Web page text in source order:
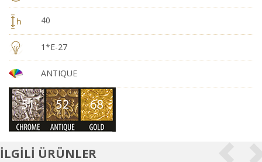
40
1*E-27
ANTIQUE
İLGİLİ ÜRÜNLER